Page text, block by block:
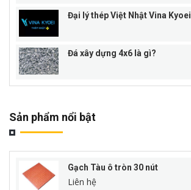
Đại lý thép Việt Nhật Vina Kyoei
Đá xây dựng 4x6 là gì?
Sản phẩm nổi bật
Gạch Tàu ô tròn 30 nút
Liên hệ